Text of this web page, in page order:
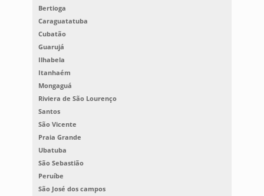
Bertioga
Caraguatatuba
Cubatão
Guarujá
Ilhabela
Itanhaém
Mongaguá
Riviera de São Lourenço
Santos
São Vicente
Praia Grande
Ubatuba
São Sebastião
Peruíbe
São José dos campos